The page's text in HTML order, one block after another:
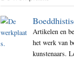
Artikelen en
het werk van
kunstenaars.